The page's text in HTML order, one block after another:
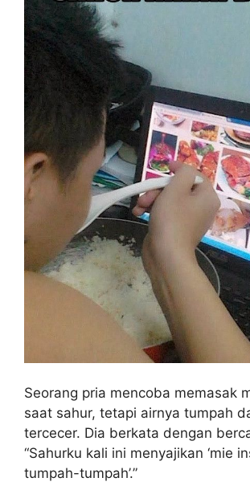
Seorang pria mencoba memasak
saat sahur, tetapi airnya tumpah
tercecer. Dia berkata dengan
“Sahurku kali ini menyajikan ‘mie
tumpah-tumpah’.”